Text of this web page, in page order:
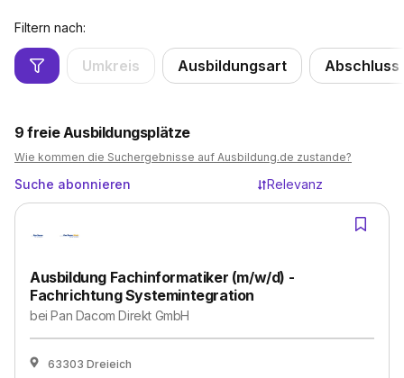
Filtern nach:
Umkreis Ausbildungsart Abschluss
9 freie Ausbildungsplätze
Wie kommen die Suchergebnisse auf Ausbildung.de zustande?
Suche abonnieren Relevanz
Ausbildung Fachinformatiker (m/w/d) -
Fachrichtung Systemintegration
beiPan Dacom Direkt GmbH
63303 Dreieich